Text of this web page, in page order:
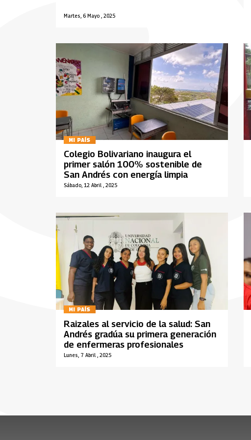
Martes, 6 Mayo , 2025
MI PAÍS
Sábado, 12 Abril , 2025
Colegio Bolivariano inaugura el
primer salón 100% sostenible de
San Andrés con energía limpia
MI PAÍS
Lunes, 7 Abril , 2025
Raizales al servicio de la salud: San
Andrés gradúa su primera generación
de enfermeras profesionales